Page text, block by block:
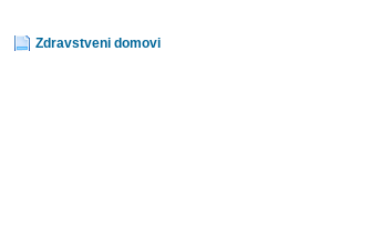
Zdravstveni domovi